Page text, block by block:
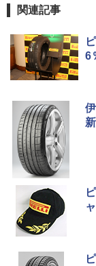
関連記事
6